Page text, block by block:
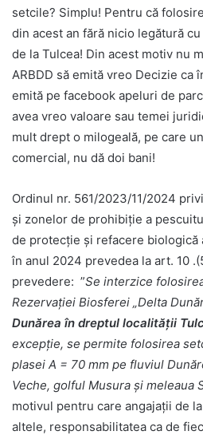
setcile? Simplu! Pentru că
din acest an fără nicio legătură
de la Tulcea! Din acest motiv nu
ARBDD să emită vreo Decizie ca
emită pe facebook apeluri de
avea vreo valoare sau temei
mult drept o milogeală, pe care
comercial, nu dă doi bani!
Ordinul nr. 561/2023/11/2024
şi zonelor de prohibiţie a
de protecţie şi refacere biologică
în anul 2024 prevedea la art. 10
prevedere: ”Se interzice
Rezervaţiei Biosferei „Delta
Dunărea în dreptul localităţii
excepţie, se permite folosirea
plasei A = 70 mm pe fluviul
Veche, golful Musura şi meleaua
motivul pentru care angajații de
altele, responsabilitatea ca de